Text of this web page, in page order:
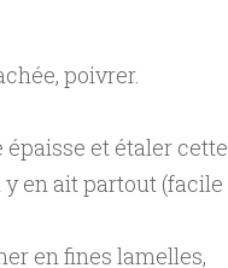
poivrer.
et étaler cette
en ait partout (facile
en fines lamelles,